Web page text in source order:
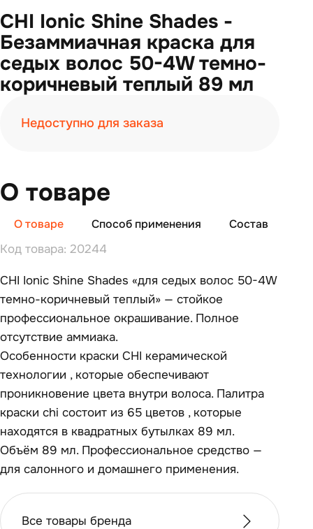
CHI Ionic Shine Shades -
Безаммиачная краска для
седых волос 50-4W темно-
коричневый теплый 89 мл
Недоступно для заказа
О товаре
О товаре Способ применения Состав
Код товара: 20244
CHI Ionic Shine Shades «для седых волос 50-4W
темно-коричневый теплый» — стойкое
профессиональное окрашивание. Полное
отсутствие аммиака.
Особенности краски CHI керамической
технологии , которые обеспечивают
проникновение цвета внутри волоса. Палитра
краски chi состоит из 65 цветов , которые
находятся в квадратных бутылках 89 мл.
Объём 89 мл. Профессиональное средство —
для салонного и домашнего применения.
Все товары бренда